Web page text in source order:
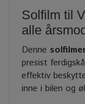
Solfilm til
alle
Denne
presist
effektiv
inne i bilen og